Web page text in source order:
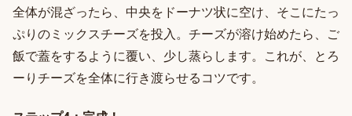
全体が混ざったら、中央をドーナツ状に空け、そこにたっ
ぷりのミックスチーズを投入。チーズが溶け始めたら、ご
飯で蓋をするように覆い、少し蒸らします。これが、とろ
ーりチーズを全体に行き渡らせるコツです。